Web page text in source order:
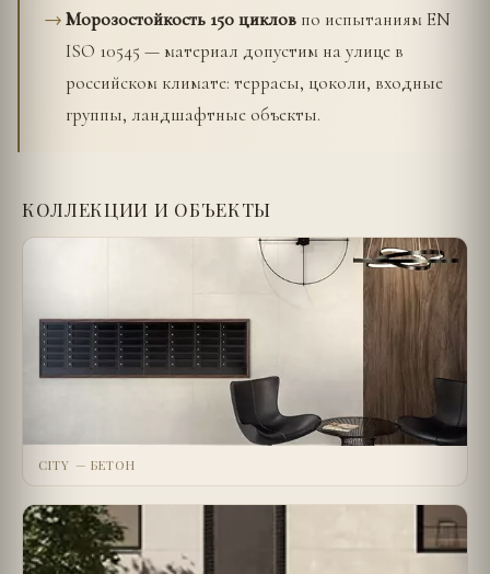
Морозостойкость 150 циклов по испытаниям EN
ISO 10545 — материал допустим на улице в
российском климате: террасы, цоколи, входные
группы, ландшафтные объекты.
КОЛЛЕКЦИИ И ОБЪЕКТЫ
CITY — БЕТОН